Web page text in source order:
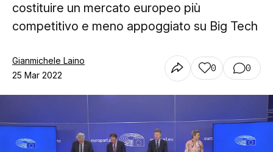
Contatti
costituire un mercato europeo più
competitivo e meno appoggiato su Big Tech
Gianmichele Laino
25 Mar 2022
0 0